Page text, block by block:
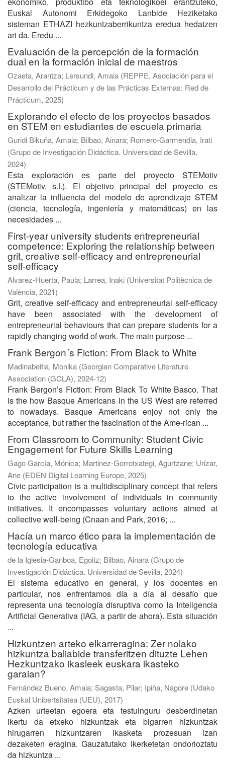
Euskal Autonomi Erkidegoko Lanbide Heziketako
sisteman ETHAZI hezkuntzaberrikuntza eredua hedatzen
ari da. Eredu ...
Evaluación de la percepción de la formación
dual en la formación inicial de maestros
Ozaeta, Arantza; Lersundi, Amaia (REPPE, Asociación para el
Desarrollo del Prácticum y de las Prácticas Externas: Red de
Prácticum, 2025)
Explorando el efecto de los proyectos basados
en STEM en estudiantes de escuela primaria
Guridi Bikuña, Amaia; Bilbao, Ainara; Romero-Garmendia, Irati
(Grupo de Investigación Didáctica. Universidad de Sevilla,
2024)
Esta exploración es parte del proyecto STEMotiv
(STEMotiv, s.f.). El objetivo principal del proyecto es
analizar la influencia del modelo de aprendizaje STEM
(ciencia, tecnología, ingeniería y matemáticas) en las
necesidades ...
First-year university students entrepreneurial
competence: Exploring the relationship between
grit, creative self-efficacy and entrepreneurial
self-efficacy
Alvarez-Huerta, Paula; Larrea, Inaki (Universitat Politècnica de
València, 2021)
Grit, creative self-efficacy and entrepreneurial self-efficacy
have been associated with the development of
entrepreneurial behaviours that can prepare students for a
rapidly changing world of work. The main purpose ...
Frank Bergon´s Fiction: From Black to White
Madinabeitia, Monika (Georgian Comparative Literature
Association (GCLA), 2024-12)
Frank Bergon’s Fiction: From Black To White Basco. That
is the how Basque Americans in the US West are referred
to nowadays. Basque Americans enjoy not only the
acceptance, but rather the fascination of the Ame-rican ...
From Classroom to Community: Student Civic
Engagement for Future Skills Learning
Gago García, Mónica; Martinez-Gorrotxategi, Agurtzane; Urizar,
Ane (EDEN Digital Learning Europe, 2025)
Civic participation is a multidisciplinary concept that refers
to the active involvement of individuals in community
initiatives. It encompasses voluntary actions aimed at
collective well-being (Cnaan and Park, 2016; ...
Hacía un marco ético para la implementación de
tecnología educativa
de la Iglesia-Ganboa, Egoitz; Bilbao, Ainara (Grupo de
Investigación Didáctica. Universidad de Sevilla, 2024)
El sistema educativo en general, y los docentes en
particular, nos enfrentamos día a día al desafío que
representa una tecnología disruptiva como la Inteligencia
Artificial Generativa (IAG, a partir de ahora). Esta situación
...
Hizkuntzen arteko elkarreragina: Zer nolako
hizkuntza baliabide transferitzen dituzte Lehen
Hezkuntzako ikasleek euskara ikasteko
garaian?
Fernández Bueno, Amaia; Sagasta, Pilar; Ipiña, Nagore (Udako
Euskal Unibertsitatea (UEU), 2017)
Azken urteetan egoera eta testuinguru desberdinetan
ikertu da etxeko hizkuntzak eta bigarren hizkuntzak
hirugarren hizkuntzaren ikasketa prozesuan izan
dezaketen eragina. Gauzatutako ikerketetan ondorioztatu
da hizkuntza ...